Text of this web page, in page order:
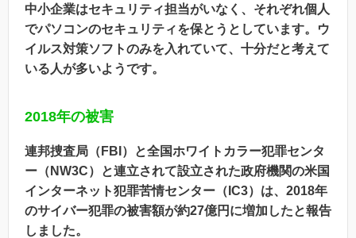
中小企業はセキュリティ担当がいなく、それぞれ個人
でパソコンのセキュリティを保とうとしています。ウ
イルス対策ソフトのみを入れていて、十分だと考えて
いる人が多いようです。
2018年の被害
連邦捜査局（FBI）と全国ホワイトカラー犯罪センタ
ー（NW3C）と連立されて設立された政府機関の米国
インターネット犯罪苦情センター（IC3）は、2018年
のサイバー犯罪の被害額が約27億円に増加したと報告
しました。